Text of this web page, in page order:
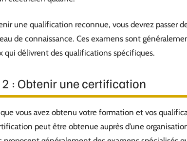
une qualification reconnue, vous devrez passer
de connaissance. Ces examens sont
qui délivrent des qualifications spécifiques.
2 : Obtenir une certification
vous avez obtenu votre formation et vos
peut être obtenue auprès d’une